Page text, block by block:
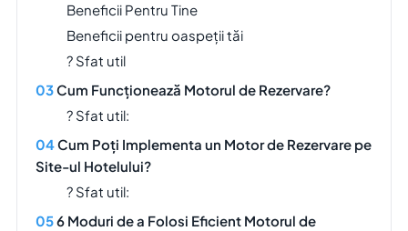
Beneficii Pentru Tine
Beneficii pentru oaspeții tăi
? Sfat util
Cum Funcționează Motorul de Rezervare?
? Sfat util:
Cum Poți Implementa un Motor de Rezervare pe
Site-ul Hotelului?
? Sfat util:
6 Moduri de a Folosi Eficient Motorul de